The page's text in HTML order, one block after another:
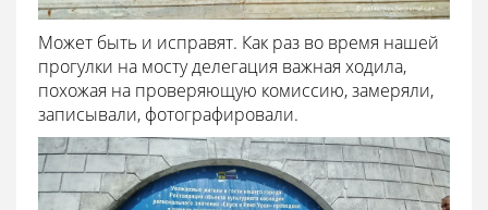
Может быть и исправят. Как раз во время нашей
прогулки на мосту делегация важная ходила,
похожая на проверяющую комиссию, замеряли,
записывали, фотографировали.